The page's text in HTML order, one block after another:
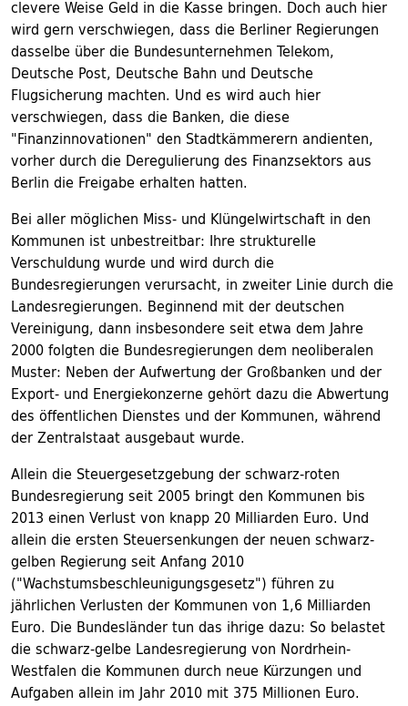
clevere Weise Geld in die Kasse bringen. Doch auch hier
wird gern verschwiegen, dass die Berliner Regierungen
dasselbe über die Bundesunternehmen Telekom,
Deutsche Post, Deutsche Bahn und Deutsche
Flugsicherung machten. Und es wird auch hier
verschwiegen, dass die Banken, die diese
"Finanzinnovationen" den Stadtkämmerern andienten,
vorher durch die Deregulierung des Finanzsektors aus
Berlin die Freigabe erhalten hatten.
Bei aller möglichen Miss- und Klüngelwirtschaft in den
Kommunen ist unbestreitbar: Ihre strukturelle
Verschuldung wurde und wird durch die
Bundesregierungen verursacht, in zweiter Linie durch die
Landesregierungen. Beginnend mit der deutschen
Vereinigung, dann insbesondere seit etwa dem Jahre
2000 folgten die Bundesregierungen dem neoliberalen
Muster: Neben der Aufwertung der Großbanken und der
Export- und Energiekonzerne gehört dazu die Abwertung
des öffentlichen Dienstes und der Kommunen, während
der Zentralstaat ausgebaut wurde.
Allein die Steuergesetzgebung der schwarz-roten
Bundesregierung seit 2005 bringt den Kommunen bis
2013 einen Verlust von knapp 20 Milliarden Euro. Und
allein die ersten Steuersenkungen der neuen schwarz-
gelben Regierung seit Anfang 2010
("Wachstumsbeschleunigungsgesetz") führen zu
jährlichen Verlusten der Kommunen von 1,6 Milliarden
Euro. Die Bundesländer tun das ihrige dazu: So belastet
die schwarz-gelbe Landesregierung von Nordrhein-
Westfalen die Kommunen durch neue Kürzungen und
Aufgaben allein im Jahr 2010 mit 375 Millionen Euro.